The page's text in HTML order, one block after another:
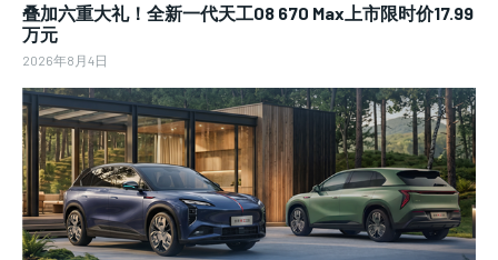
叠加六重大礼！全新一代天工08 670 Max上市限时价17.99
万元
2026年8月4日